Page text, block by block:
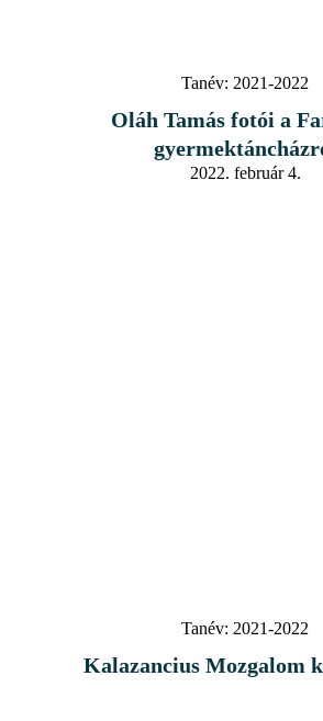
Tanév: 2021-2022
Oláh Tamás fotói a
2022. február 4.
Tanév: 2021-2022
Kalazancius Mozgalom